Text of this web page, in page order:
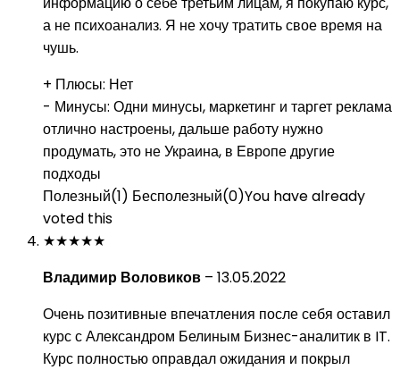
а не психоанализ. Я не хочу тратить свое время на
чушь.
+ Плюсы: Нет
- Минусы: Одни минусы, маркетинг и таргет реклама
отлично настроены, дальше работу нужно
продумать, это не Украина, в Европе другие
подходы
Полезный(1) Бесполезный(0)You have already
voted this
★★★★★
Владимир Воловиков – 13.05.2022
Очень позитивные впечатления после себя оставил
курс с Александром Белиным Бизнес-аналитик в IT.
Курс полностью оправдал ожидания и покрыл